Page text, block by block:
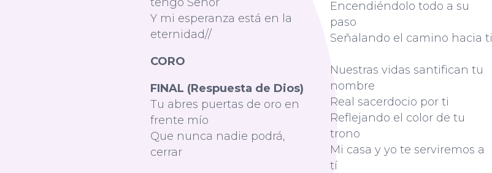
Y mi esperanza está en la
eternidad//
CORO
FINAL (Respuesta de Dios)
Tu abres puertas de oro en
frente mío
Que nunca nadie podrá,
cerrar
Encendiéndolo todo a su
paso
Señalando el camino hacia ti
Nuestras vidas santifican tu
nombre
Real sacerdocio por ti
Reflejando el color de tu
trono
Mi casa y yo te serviremos a
tí